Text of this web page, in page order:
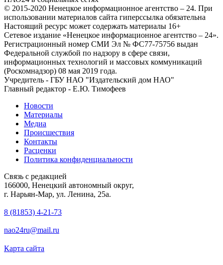
© 2015-2020 Ненецкое информационное агентство – 24. При
использовании материалов сайта гиперссылка обязательна
Настоящий ресурс может содержать материалы 16+
Сетевое издание «Ненецкое информационное агентство – 24».
Регистрационный номер СМИ Эл № ФС77-75756 выдан
Федеральной службой по надзору в сфере связи,
информационных технологий и массовых коммуникаций
(Роскомнадзор) 08 мая 2019 года.
Учредитель - ГБУ НАО "Издательский дом НАО"
Главный редактор - Е.Ю. Тимофеев
Новости
Материалы
Медиа
Происшествия
Контакты
Расценки
Политика конфиденциальности
Связь с редакцией
166000, Ненецкий автономный округ,
г. Нарьян-Мар, ул. Ленина, 25а.
8 (81853) 4-21-73
nao24ru@mail.ru
Карта сайта